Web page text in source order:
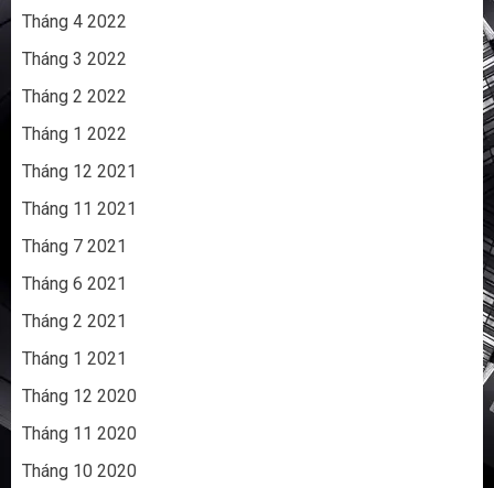
Tháng 4 2022
Tháng 3 2022
Tháng 2 2022
Tháng 1 2022
Tháng 12 2021
Tháng 11 2021
Tháng 7 2021
Tháng 6 2021
Tháng 2 2021
Tháng 1 2021
Tháng 12 2020
Tháng 11 2020
Tháng 10 2020